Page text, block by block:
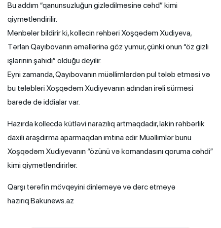
Bu addım “qanunsuzluğun gizlədilməsinə cəhd” kimi
qiymətləndirilir.
Mənbələr bildirir ki, kollecin rəhbəri Xoşqədəm Xudiyeva,
Tərlan Qayıbovanın əməllərinə göz yumur, çünki onun “öz gizli
işlərinin şahidi” olduğu deyilir.
Eyni zamanda, Qayıbovanın müəllimlərdən pul tələb etməsi və
bu tələbləri Xoşqədəm Xudiyevanın adından irəli sürməsi
barədə də iddialar var.
Hazırda kollecdə kütləvi narazılıq artmaqdadır, lakin rəhbərlik
daxili araşdırma aparmaqdan imtina edir. Müəllimlər bunu
Xoşqədəm Xudiyevanın “özünü və komandasını qoruma cəhdi”
kimi qiymətləndirirlər.
Qarşı tərəfin mövqeyini dinləməyə və dərc etməyə
hazırıq.Bakunews.az